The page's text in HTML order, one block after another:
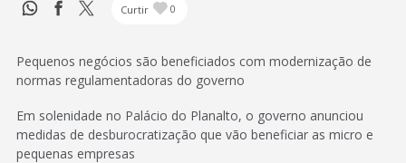
Curtir 0
Pequenos negócios são beneficiados com modernização de
normas regulamentadoras do governo
Em solenidade no Palácio do Planalto, o governo anunciou
medidas de desburocratização que vão beneficiar as micro e
pequenas empresas